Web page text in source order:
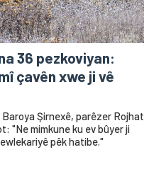
36 pezkoviyan:
çavên xwe ji vê
Şirnexê, parêzer Rojhat
"Ne mimkune ku ev bûyer ji
pêk hatibe."